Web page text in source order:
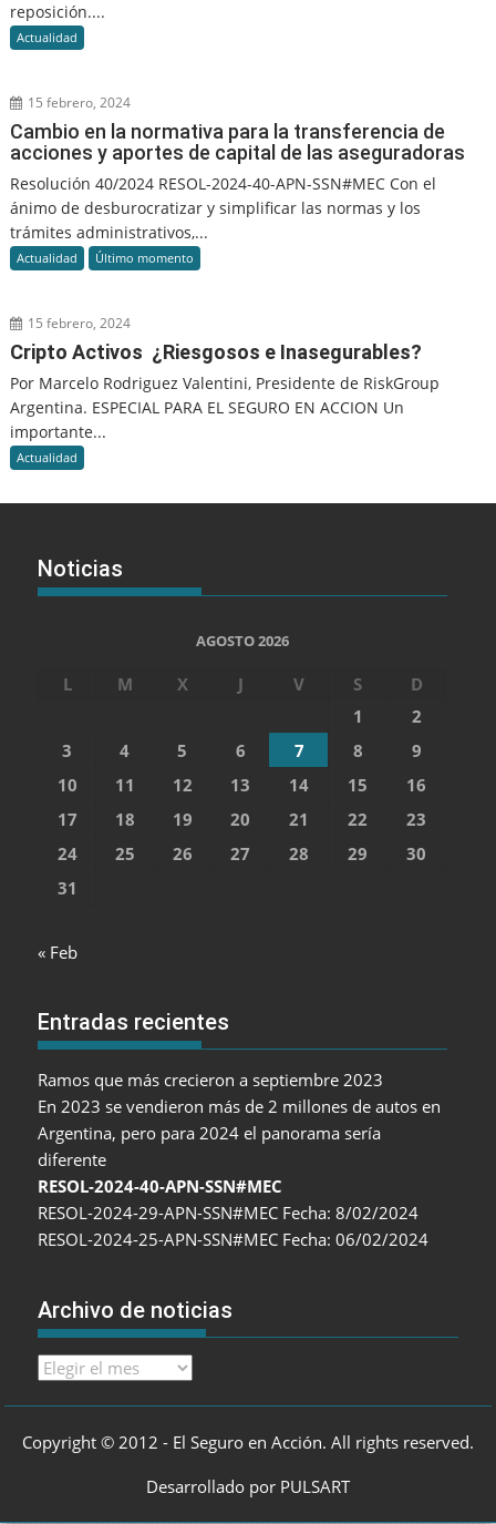
reposición....
Actualidad
15 febrero, 2024
Cambio en la normativa para la transferencia de
acciones y aportes de capital de las aseguradoras
Resolución 40/2024 RESOL-2024-40-APN-SSN#MEC Con el
ánimo de desburocratizar y simplificar las normas y los
trámites administrativos,...
Actualidad Último momento
15 febrero, 2024
Cripto Activos ¿Riesgosos e Inasegurables?
Por Marcelo Rodriguez Valentini, Presidente de RiskGroup
Argentina. ESPECIAL PARA EL SEGURO EN ACCION Un
importante...
Actualidad
Noticias
AGOSTO 2026
L M X J V S
D
1
2
3
4 5 6 7 8
9
10
11 12 13 14 15
16
17
18 19 20 21 22
23
24
25 26 27 28 29
30
31
« Feb
Entradas recientes
Ramos que más crecieron a septiembre 2023
En 2023 se vendieron más de 2 millones de autos en
Argentina, pero para 2024 el panorama sería
diferente
RESOL-2024-40-APN-SSN#MEC
RESOL-2024-29-APN-SSN#MEC Fecha: 8/02/2024
RESOL-2024-25-APN-SSN#MEC Fecha: 06/02/2024
Archivo de noticias
Archivo
Copyright © 2012 - El Seguro en Acción. All rights reserved.
Desarrollado por PULSART